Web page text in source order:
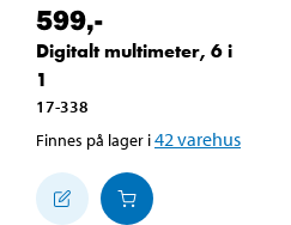
599,-
Digitalt multimeter, 6 i
1
17-338
Finnes på lager i42varehus